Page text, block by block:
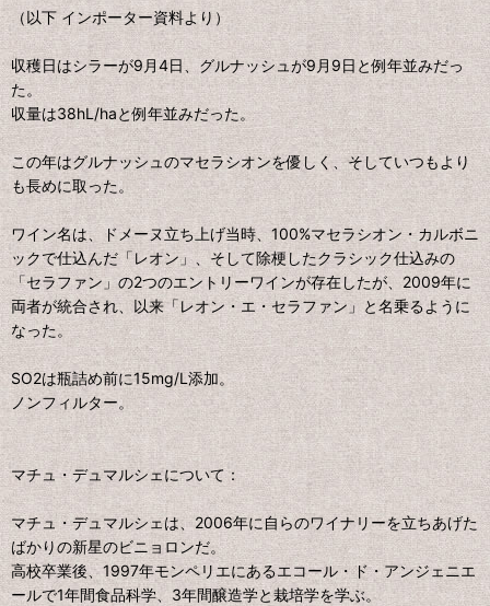
（以下 インポーター資料より）
収穫日はシラーが9月4日、グルナッシュが9月9日と例年並みだっ
た。
収量は38hL/haと例年並みだった。
この年はグルナッシュのマセラシオンを優しく、そしていつもより
も長めに取った。
ワイン名は、ドメーヌ立ち上げ当時、100%マセラシオン・カルボニ
ックで仕込んだ「レオン」、そして除梗したクラシック仕込みの
「セラファン」の2つのエントリーワインが存在したが、2009年に
両者が統合され、以来「レオン・エ・セラファン」と名乗るように
なった。
SO2は瓶詰め前に15mg/L添加。
ノンフィルター。
マチュ・デュマルシェについて：
マチュ・デュマルシェは、2006年に⾃らのワイナリーを⽴ちあげた
ばかりの新星のビニョロンだ。
⾼校卒業後、1997年モンペリエにあるエコール・ド・アンジェニエ
ールで1年間⾷品科学、3年間醸造学と栽培学を学ぶ。